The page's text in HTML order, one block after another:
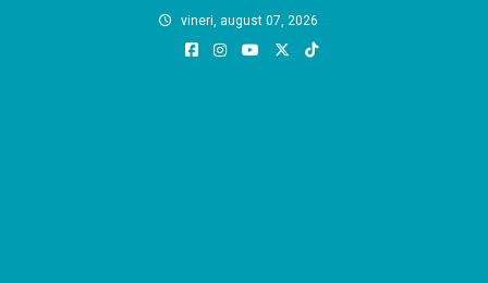
vineri, august 07, 2026